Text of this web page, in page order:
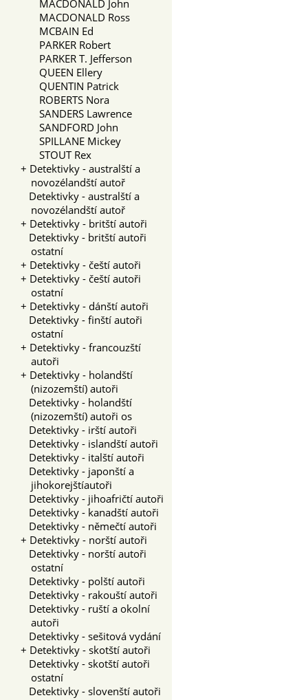
MACDONALD John
MACDONALD Ross
MCBAIN Ed
PARKER Robert
PARKER T. Jefferson
QUEEN Ellery
QUENTIN Patrick
ROBERTS Nora
SANDERS Lawrence
SANDFORD John
SPILLANE Mickey
STOUT Rex
+ Detektivky - australští a
novozélandští autoř
Detektivky - australští a
novozélandští autoř
+ Detektivky - britští autoři
Detektivky - britští autoři
ostatní
+ Detektivky - čeští autoři
+ Detektivky - čeští autoři
ostatní
+ Detektivky - dánští autoři
Detektivky - finští autoři
ostatní
+ Detektivky - francouzští
autoři
+ Detektivky - holandští
(nizozemští) autoři
Detektivky - holandští
(nizozemští) autoři os
Detektivky - irští autoři
Detektivky - islandští autoři
Detektivky - italští autoři
Detektivky - japonští a
jihokorejštíautoři
Detektivky - jihoafričtí autoři
Detektivky - kanadští autoři
Detektivky - němečtí autoři
+ Detektivky - norští autoři
Detektivky - norští autoři
ostatní
Detektivky - polští autoři
Detektivky - rakouští autoři
Detektivky - ruští a okolní
autoři
Detektivky - sešitová vydání
+ Detektivky - skotští autoři
Detektivky - skotští autoři
ostatní
Detektivky - slovenští autoři